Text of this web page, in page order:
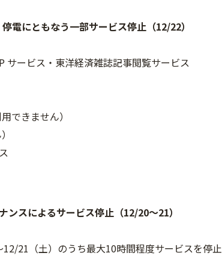
にともなう一部サービス停止（12/22）
サービス・東洋経済雑誌記事閲覧サービス
できません）
ンスによるサービス停止（12/20～21）
21（土）のうち最大10時間程度サービスを停止